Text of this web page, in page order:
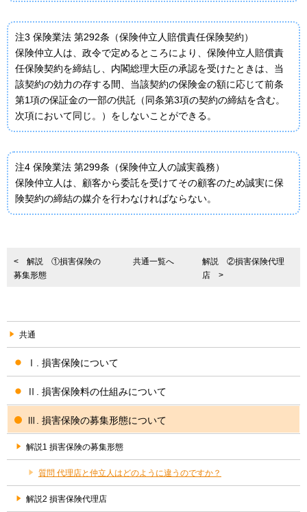
注3 保険業法 第292条（保険仲立人賠償責任保険契約）
保険仲立人は、政令で定めるところにより、保険仲立人賠償責
任保険契約を締結し、内閣総理大臣の承認を受けたときは、当
該契約の効力の存する間、当該契約の保険金の額に応じて前条
第1項の保証金の一部の供託（同条第3項の契約の締結を含む。
次項において同じ。）をしないことができる。
注4 保険業法 第299条（保険仲立人の誠実義務）
保険仲立人は、顧客から委託を受けてその顧客のため誠実に保
険契約の締結の媒介を行わなければならない。
< 解説 ①損害保険の
募集形態
共通一覧へ
解説 ②損害保険代理
店 >
共通
Ⅰ. 損害保険について
Ⅱ. 損害保険料の仕組みについて
Ⅲ. 損害保険の募集形態について
解説1 損害保険の募集形態
質問 代理店と仲立人はどのように違うのですか？
解説2 損害保険代理店